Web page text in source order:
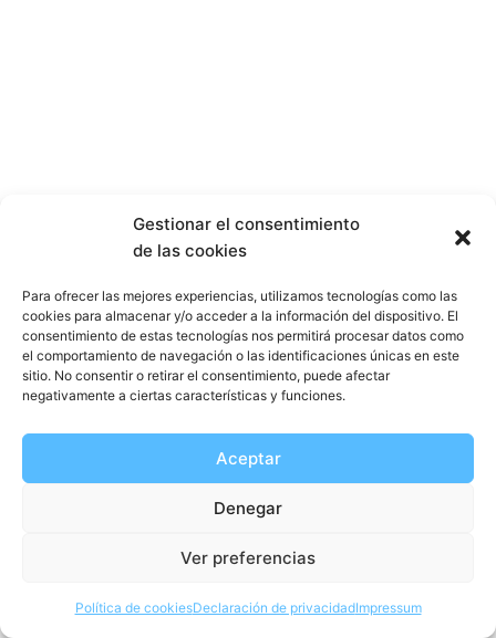
Gestionar el consentimiento
de las cookies
Para ofrecer las mejores experiencias, utilizamos tecnologías como las
cookies para almacenar y/o acceder a la información del dispositivo. El
consentimiento de estas tecnologías nos permitirá procesar datos como
el comportamiento de navegación o las identificaciones únicas en este
sitio. No consentir o retirar el consentimiento, puede afectar
negativamente a ciertas características y funciones.
Aceptar
Denegar
Ver preferencias
Política de cookiesDeclaración de privacidadImpressum